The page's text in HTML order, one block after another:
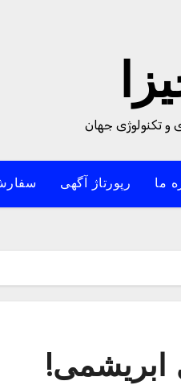
و تکنولوژی جهان
ما رپورتاژ آگهی
ابریشمی!